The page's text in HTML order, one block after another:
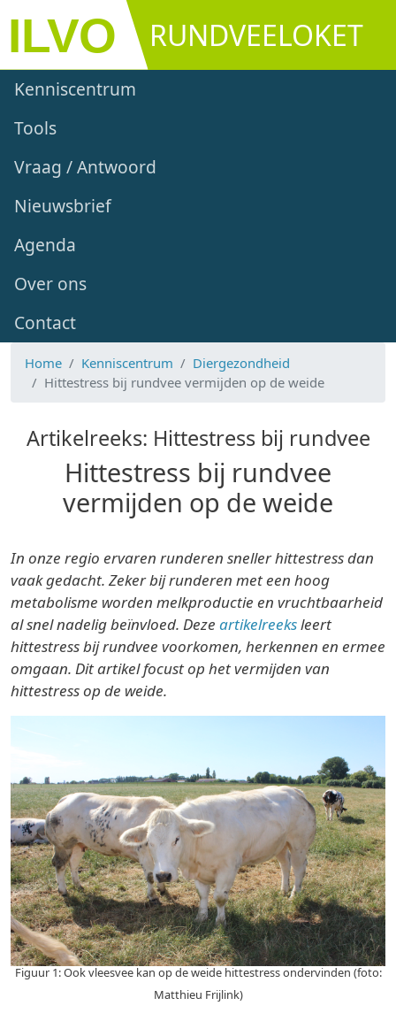
Overslaan en naar de inhoud gaan
RUNDVEELOKET
Main navigation
Kenniscentrum
Tools
Vraag / Antwoord
Nieuwsbrief
Agenda
Over ons
Contact
Home Kenniscentrum
Diergezondheid
Hittestress bij rundvee vermijden op de weide
Artikelreeks: Hittestress bij rundvee
Hittestress bij rundvee
vermijden op de weide
In onze regio ervaren runderen sneller hittestress dan
vaak gedacht. Zeker bij runderen met een hoog
metabolisme worden melkproductie en vruchtbaarheid
al snel nadelig beïnvloed. Deze artikelreeksleert
hittestress bij rundvee voorkomen, herkennen en ermee
omgaan. Dit artikel focust op het vermijden van
hittestress op de weide.
Figuur 1: Ook vleesvee kan op de weide hittestress ondervinden (foto:
Matthieu Frijlink)